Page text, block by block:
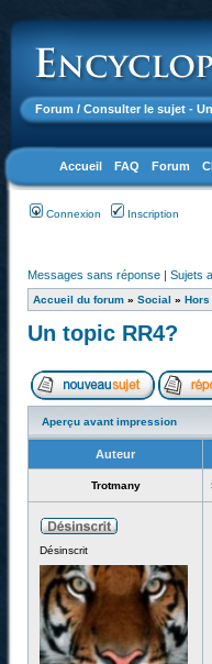
Forum / Consulter le sujet -
Accueil FAQ Forum
Connexion Inscription
Messages sans réponse | Sujets
Accueil du forum » Social »
Un topic RR4?
Aperçu avant impression
Auteur
Trotmany
Désinscrit